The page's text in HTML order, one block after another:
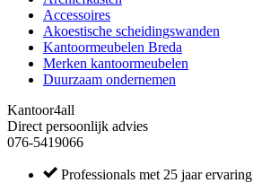
Accessoires
Akoestische scheidingswanden
Kantoormeubelen Breda
Merken kantoormeubelen
Duurzaam ondernemen
Kantoor4all
Direct persoonlijk advies
076-5419066
Professionals met 25 jaar ervaring